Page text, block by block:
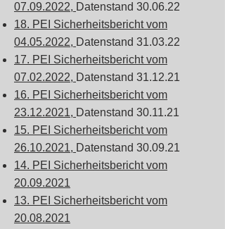
07.09.2022, Datenstand 30.06.22
18. PEI Sicherheitsbericht vom
04.05.2022, Datenstand 31.03.22
17. PEI Sicherheitsbericht vom
07.02.2022, Datenstand 31.12.21
16. PEI Sicherheitsbericht vom
23.12.2021, Datenstand 30.11.21
15. PEI Sicherheitsbericht vom
26.10.2021, Datenstand 30.09.21
14. PEI Sicherheitsbericht vom
20.09.2021
13. PEI Sicherheitsbericht vom
20.08.2021